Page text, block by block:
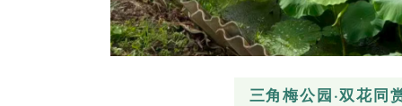
三角梅公园·双花同